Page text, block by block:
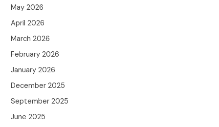
May 2026
April 2026
March 2026
February 2026
January 2026
December 2025
September 2025
June 2025